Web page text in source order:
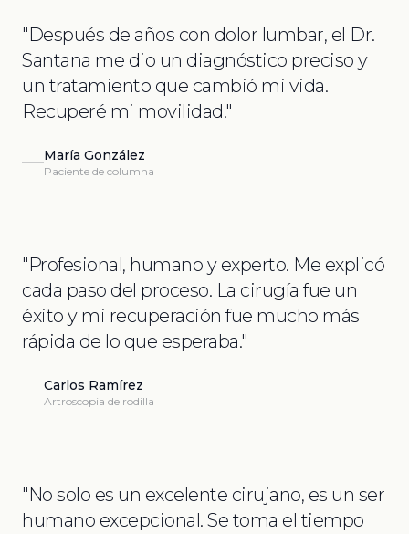
"Después de años con dolor lumbar, el Dr.
Santana me dio un diagnóstico preciso y
un tratamiento que cambió mi vida.
Recuperé mi movilidad."
María González
Paciente de columna
"Profesional, humano y experto. Me explicó
cada paso del proceso. La cirugía fue un
éxito y mi recuperación fue mucho más
rápida de lo que esperaba."
Carlos Ramírez
Artroscopia de rodilla
"No solo es un excelente cirujano, es un ser
humano excepcional. Se toma el tiempo